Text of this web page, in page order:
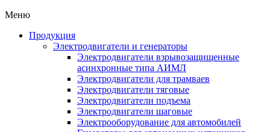
Меню
Продукция
Электродвигатели и генераторы
Электродвигатели взрывозащищенные
асинхронные типа АИМЛ
Электродвигатели для трамваев
Электродвигатели тяговые
Электродвигатели подъема
Электродвигатели шаговые
Электрооборудование для автомобилей